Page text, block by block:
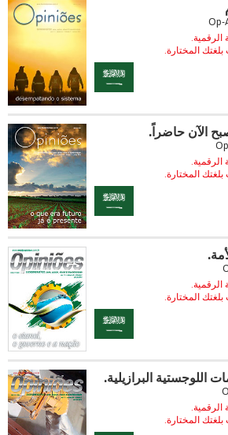
الرقمية.
بلغتك المختارة.
الآن حاضراً.
الرقمية.
بلغتك المختارة.
الرقمية.
بلغتك المختارة.
اللوجستية البرازيلية.
الرقمية.
بلغتك المختارة.